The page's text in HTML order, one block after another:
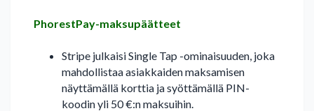
PhorestPay-maksupäätteet
Stripe julkaisi Single Tap -ominaisuuden, joka
mahdollistaa asiakkaiden maksamisen
näyttämällä korttia ja syöttämällä PIN-
koodin yli 50 €:n maksuihin.